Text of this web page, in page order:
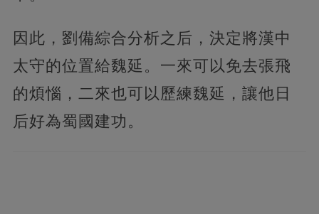
因此，劉備綜合分析之后，決定將漢中
太守的位置給魏延。一來可以免去張飛
的煩惱，二來也可以歷練魏延，讓他日
后好為蜀國建功。